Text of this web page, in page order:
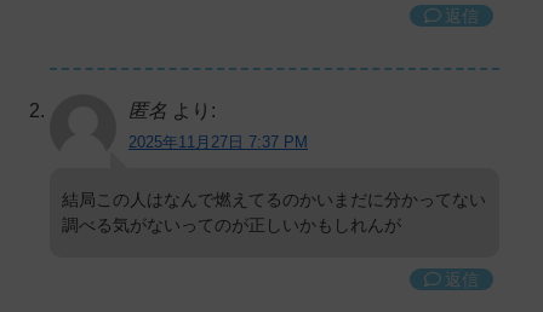
返信
匿名 より:
2025年11月27日 7:37 PM
結局この人はなんで燃えてるのかいまだに分かってない
調べる気がないってのが正しいかもしれんが
返信